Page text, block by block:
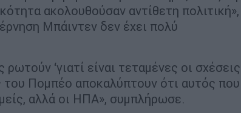
ακολουθούσαν αντίθετη πολιτική»,
Μπάιντεν δεν έχει πολύ
‘γιατί είναι τεταμένες οι σχέσεις
του Πομπέο αποκαλύπτουν ότι αυτός που
αλλά οι ΗΠΑ», συμπλήρωσε.